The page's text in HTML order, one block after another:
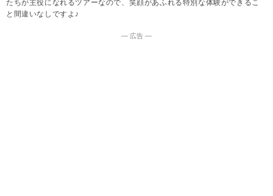
たちが主役になれるツアーなので、笑顔があふれる特別な体験ができるこ
と間違いなしですよ♪
― 広告 ―